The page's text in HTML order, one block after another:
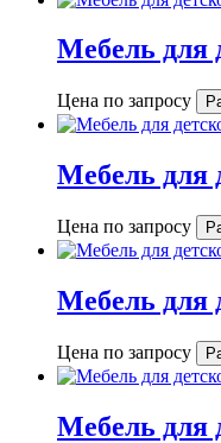
Мебель для
Цена по запросу
Мебель для
Цена по запросу
Мебель для
Цена по запросу
Мебель для